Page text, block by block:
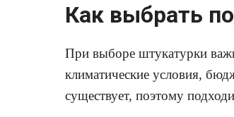
Как выбрать
При выборе штукатурки
климатические условия,
существует, поэтому